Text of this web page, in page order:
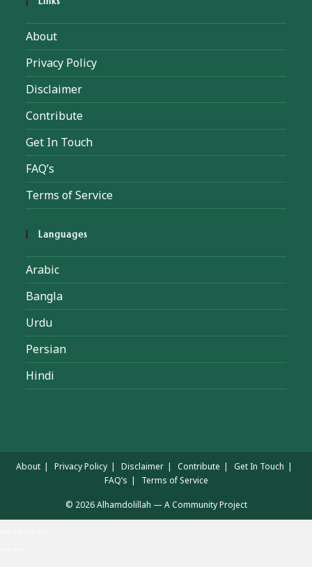
About
Privacy Policy
Disclaimer
Contribute
Get In Touch
FAQ’s
Terms of Service
Languages
Arabic
Bangla
Urdu
Persian
Hindi
About Privacy Policy Disclaimer Contribute
Get In Touch
FAQ’s
Terms of Service
© 2026 Alhamdolillah — A Community Project